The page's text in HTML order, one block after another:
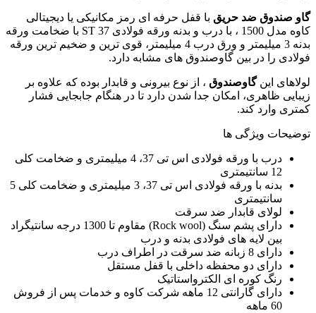
گاو صندوق ضد حریق با قفل حرفه ای رمز مکانیکی یا دیجیتالی
کاوه مدل 1500 ، با درب و بدنه ورقه فولادی ST 37 با ضخامت ورقه
بدنه 3 میلیمتر و ورق درب 4 میلیمتر، قوی ترین و ضخیم ترین ورقه
فولادی را در بین گاوصندوق های مشابه دارد.
لولاهای اینگاوصندوق ، از نوع بیرونی و قابدار بوده که علاوه بر
زیبایی ظاهری، امکان جدا شدن دارد تا در هنگام جابجایی فشار
کمتری وارد کند.
توضیحات ویژگی ها
درب با ورقه فولادی اس تی 37، 4 میلیمتری و ضخامت کلی
12 سانتیمتری
بدنه با ورقه فولادی اس تی 37، 3 میلیمتری و ضخامت کلی 5
سانتیمتری
لولای قابدار ضد سرقت
دارای پشم سنگ (Rock wool) مقاوم تا 1300 درجه سانتیگراد
بین لایه های فولادی بدنه و درب
دارای 8 زبانه ضد سرقت در اطراف درب
دارای دو محفظه داخلی با قفل مستقل
رنگ کوره ای الکترواستاتیک
دارای گارانتی 12 ماهه شرکت کاوه و خدمات پس از فروش
60 ماهه